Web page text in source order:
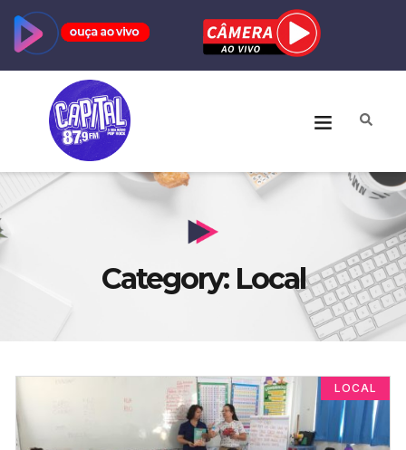
Category: Local
LOCAL